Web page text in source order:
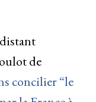
de
concilier “le